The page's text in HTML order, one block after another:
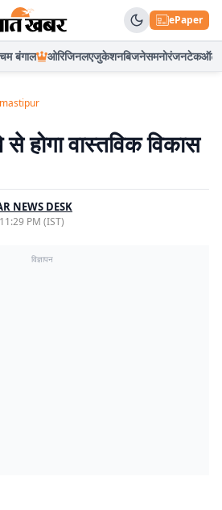
ePaper
बंगाल ओरिजिनलएजुकेशनबिजनेसमनोरंजनटेकऑटो
से होगा वास्तविक विकास
NEWS DESK
PM (IST)
विज्ञापन